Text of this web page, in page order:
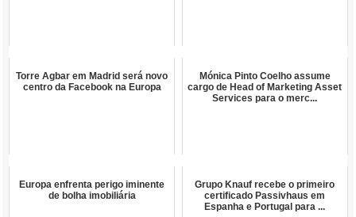
Torre Agbar em Madrid será novo
centro da Facebook na Europa
Mónica Pinto Coelho assume
cargo de Head of Marketing Asset
Services para o merc...
Europa enfrenta perigo iminente
de bolha imobiliária
Grupo Knauf recebe o primeiro
certificado Passivhaus em
Espanha e Portugal para ...